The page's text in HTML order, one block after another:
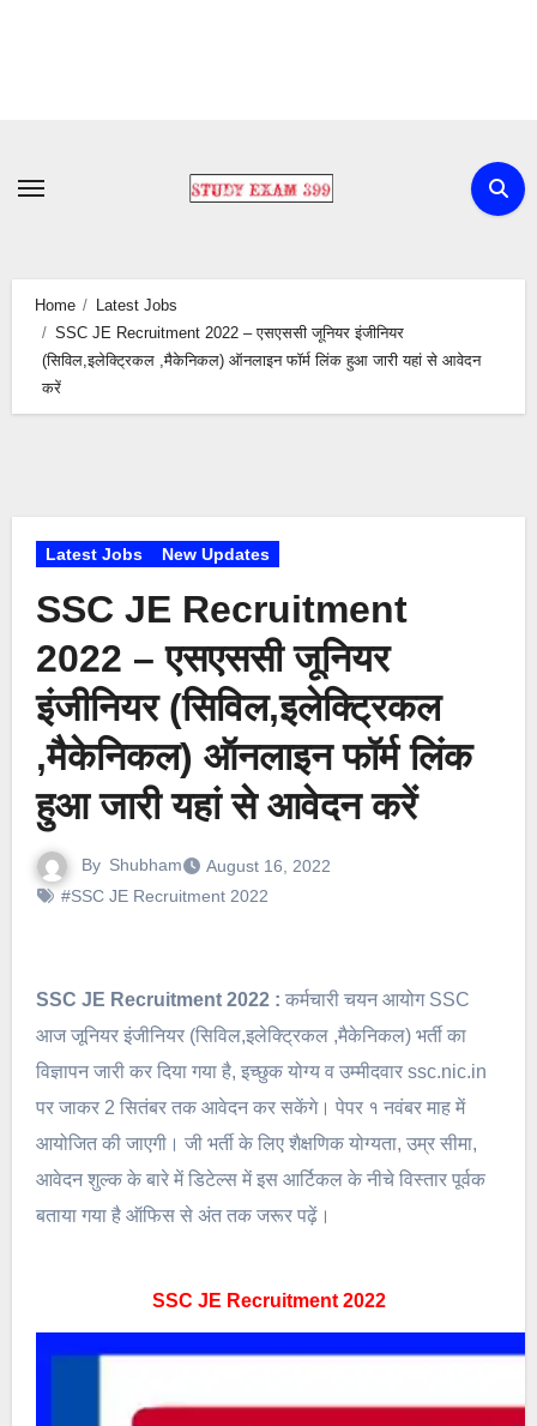
content
Home
Latest Jobs
SSC JE Recruitment 2022 – एसएससी जूनियर इंजीनियर
(सिविल,इलेक्ट्रिकल ,मैकेनिकल) ऑनलाइन फॉर्म लिंक हुआ जारी यहां से आवेदन
करें
Latest Jobs New Updates
SSC JE Recruitment
2022 – एसएससी जूनियर
इंजीनियर (सिविल,इलेक्ट्रिकल
,मैकेनिकल) ऑनलाइन फॉर्म लिंक
हुआ जारी यहां से आवेदन करें
By Shubham
August 16, 2022
#SSC JE Recruitment 2022
SSC JE Recruitment 2022 : कर्मचारी चयन आयोग SSC
आज जूनियर इंजीनियर (सिविल,इलेक्ट्रिकल ,मैकेनिकल) भर्ती का
विज्ञापन जारी कर दिया गया है, इच्छुक योग्य व उम्मीदवार ssc.nic.in
पर जाकर 2 सितंबर तक आवेदन कर सकेंगे। पेपर १ नवंबर माह में
आयोजित की जाएगी। जी भर्ती के लिए शैक्षणिक योग्यता, उम्र सीमा,
आवेदन शुल्क के बारे में डिटेल्स में इस आर्टिकल के नीचे विस्तार पूर्वक
बताया गया है ऑफिस से अंत तक जरूर पढ़ें।
SSC JE Recruitment 2022